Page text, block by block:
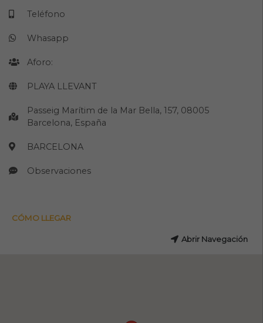
Teléfono
Whasapp
Aforo:
PLAYA LLEVANT
Passeig Marítim de la Mar Bella, 157, 08005
Barcelona, España
BARCELONA
Observaciones
CÓMO LLEGAR
Abrir Navegación